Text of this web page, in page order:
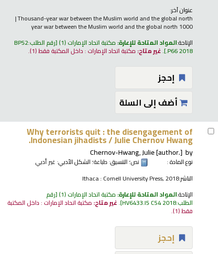
عنوان آخر:
Thousand-year war between the Muslim world and the global north
1000 year war between the Muslim world and the global north
الإتاحة:المواد المتاحة للإعارة: مكتبة اتحاد الإمارات (1) رقم الطلب:BP52
.P66 2018
.غير متاح: مكتبة اتحاد الإمارات : داخل المكتبة فقط(1).
إحجز
أضف إلى السلة
Why terrorists quit : the disengagement of
Indonesian jihadists /Julie Chernov Hwang.
by
Chernov-Hwang, Julie[author.]
نوع المادة : نص؛ التنسيق: طباعة؛ الشكل الأدبي: غير أدبي
الناشر:Ithaca : Cornell University Press, 2018
الإتاحة:المواد المتاحة للإعارة: مكتبة اتحاد الإمارات (1) رقم
الطلب:HV6433.I5 C54 2018
.غير متاح: مكتبة اتحاد الإمارات : داخل المكتبة
فقط(1).
إحجز